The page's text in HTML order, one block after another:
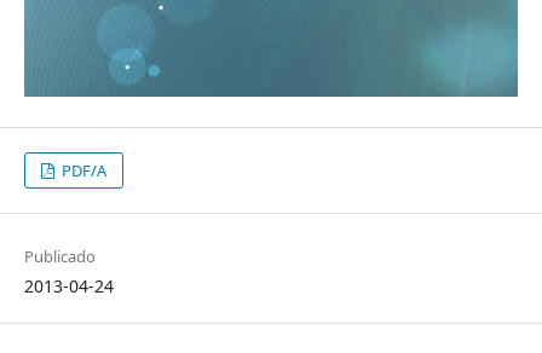
PDF/A
Publicado
2013-04-24